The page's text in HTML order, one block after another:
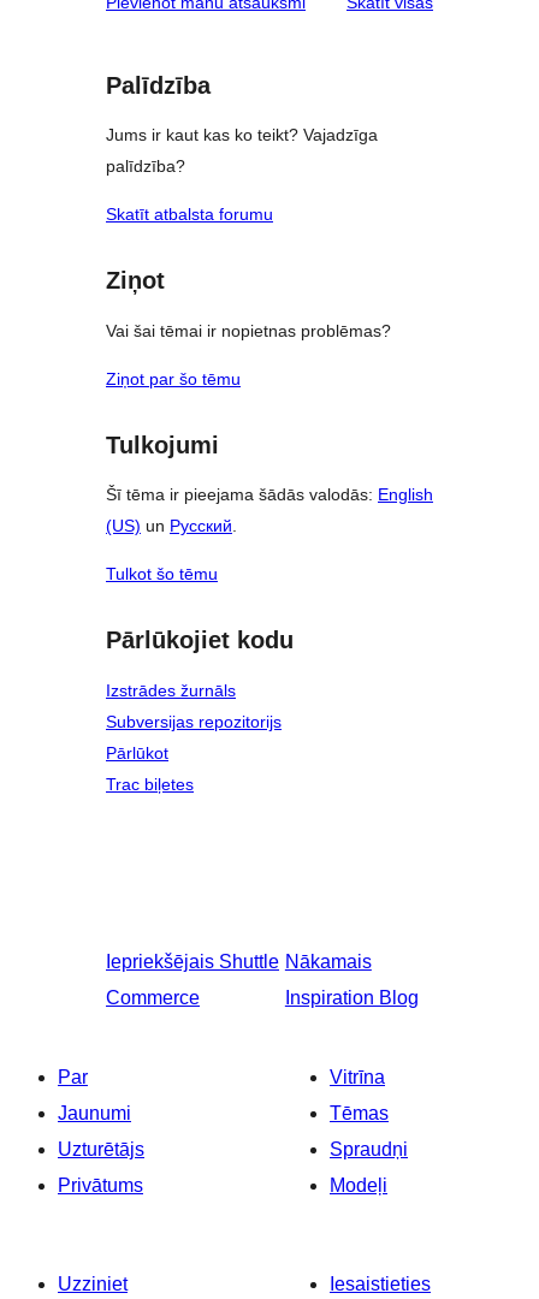
Palīdzība
Jums ir kaut kas ko teikt? Vajadzīga
palīdzība?
Skatīt atbalsta forumu
Ziņot
Vai šai tēmai ir nopietnas problēmas?
Ziņot par šo tēmu
Tulkojumi
Šī tēma ir pieejama šādās valodās: English
(US) un Русский.
Tulkot šo tēmu
Pārlūkojiet kodu
Izstrādes žurnāls
Subversijas repozitorijs
Pārlūkot
Trac biļetes
Iepriekšējais Shuttle
Commerce
Nākamais
Inspiration Blog
Par
Jaunumi
Uzturētājs
Privātums
Vitrīna
Tēmas
Spraudņi
Modeļi
Uzziniet
Iesaistieties